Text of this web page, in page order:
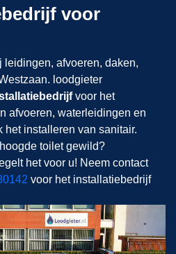
voor
leidingen, afvoeren, daken,
loodgieter
voor het
afvoeren, waterleidingen en
het installeren van sanitair.
toilet gewild?
het voor u! Neem contact
voor het installatiebedrijf